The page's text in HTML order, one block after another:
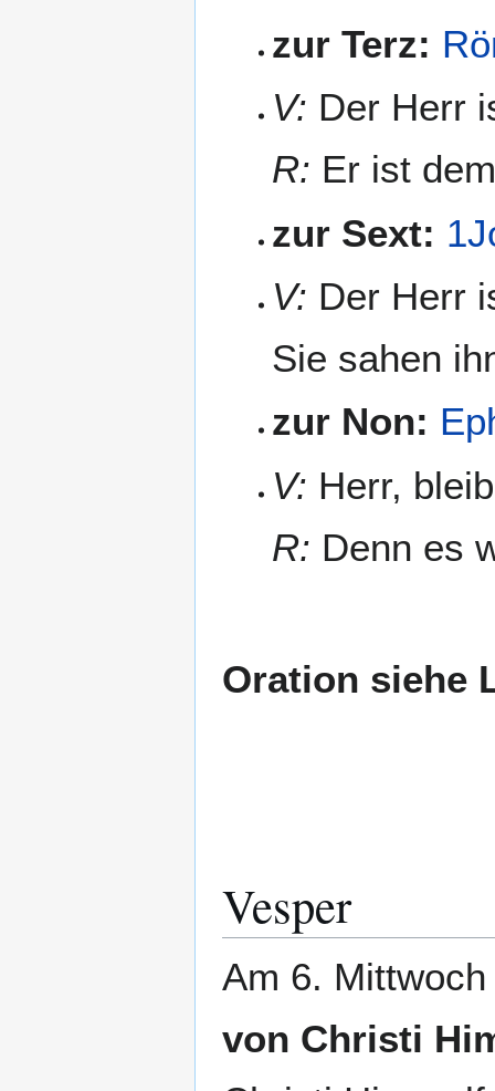
zur Terz:
V: Der Herr
R: Er ist
zur Sext:
V: Der Herr
Sie sahen
zur Non:
V: Herr,
R: Denn es
Oration siehe
Vesper
Am 6.
von Christi